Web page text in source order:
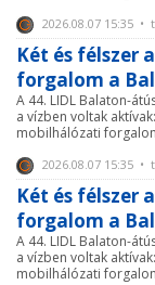
2026.08.07 15:35
Két és félszer
forgalom a
A 44. LIDL Balaton-
a vízben voltak
mobilhálózati
2026.08.07 15:35
Két és félszer
forgalom a
A 44. LIDL Balaton-
a vízben voltak
mobilhálózati